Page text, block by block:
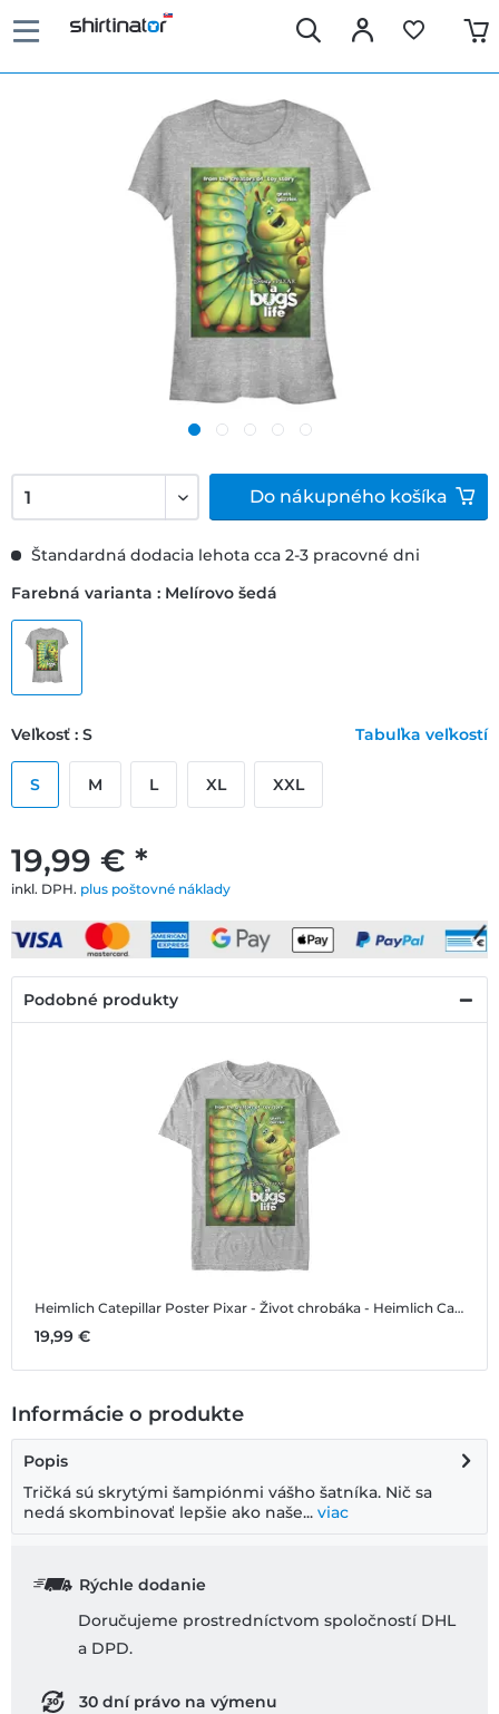
19,99 € *
inkl. DPH. plus poštovné náklady
Štandardná dodacia lehota cca 2-3 pracovné dni
Farebná varianta : Melírovo šedá
Veľkosť : S Tabuľka veľkostí
S M L XL XXL
Do nákupného košíka
Podobné produkty
Heimlich Catepillar Poster Pixar - Život chrobáka - Heimlich Catepillar Poster - Pánske Tričko
19,99 €
Informácie o produkte
Popis
Tričká sú skrytými šampiónmi vášho šatníka. Nič sa
nedá skombinovať lepšie ako naše... viac
Rýchle dodanie
Doručujeme prostredníctvom spoločností DHL
a DPD.
30 dní právo na výmenu